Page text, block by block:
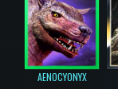
AENOCYONYX